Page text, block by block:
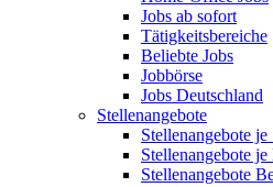
Jobs ab sofort
Tätigkeitsbereiche
Beliebte Jobs
Jobbörse
Jobs Deutschland
Stellenangebote
Stellenangebote je
Stellenangebote
Stellenangebote